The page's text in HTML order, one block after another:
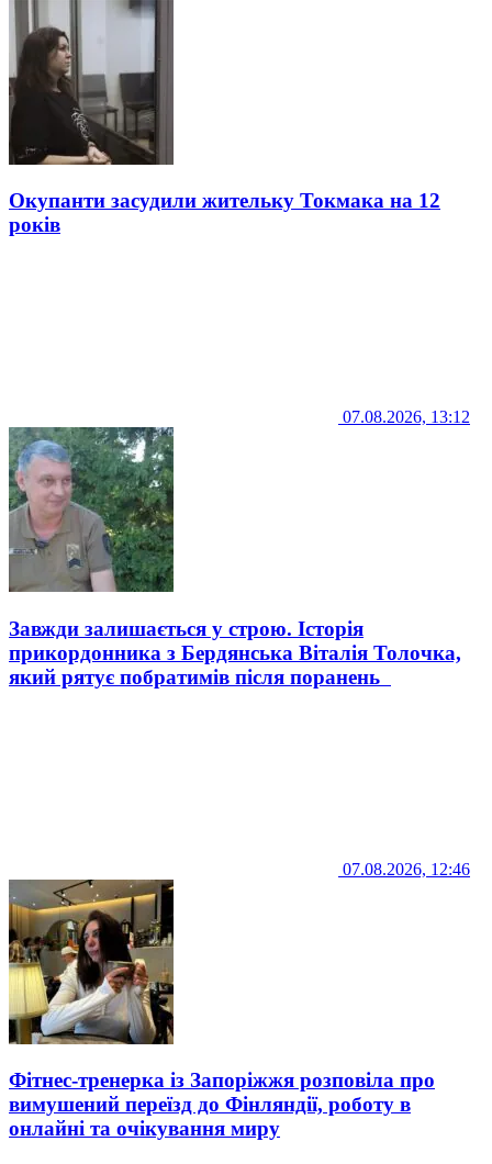
Окупанти засудили жительку Токмака на 12
років
07.08.2026, 13:12
Завжди залишається у строю. Історія
прикордонника з Бердянська Віталія Толочка,
який рятує побратимів після поранень
07.08.2026, 12:46
Фітнес-тренерка із Запоріжжя розповіла про
вимушений переїзд до Фінляндії, роботу в
онлайні та очікування миру